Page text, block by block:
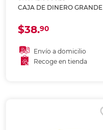
CAJA DE DINERO GRANDE
$38.90
Envío a domicilio
Recoge en tienda